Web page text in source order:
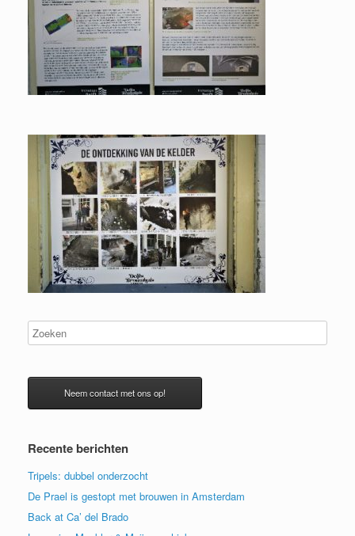
Neem contact met ons op!
Recente berichten
Tripels: dubbel onderzocht
De Prael is gestopt met brouwen in Amsterdam
Back at Ca’ del Brado